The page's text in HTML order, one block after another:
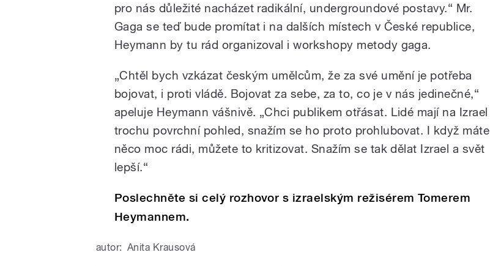
pro nás důležité nacházet radikální, undergroundové postavy.“ Mr.
Gaga se teď bude promítat i na dalších místech v České republice,
Heymann by tu rád organizoval i workshopy metody gaga.
„Chtěl bych vzkázat českým umělcům, že za své umění je potřeba
bojovat, i proti vládě. Bojovat za sebe, za to, co je v nás jedinečné,“
apeluje Heymann vášnivě. „Chci publikem otřásat. Lidé mají na Izrael
trochu povrchní pohled, snažím se ho proto prohlubovat. I když máte
něco moc rádi, můžete to kritizovat. Snažím se tak dělat Izrael a svět
lepší.“
Poslechněte si celý rozhovor s izraelským režisérem Tomerem
Heymannem.
autor: Anita Krausová